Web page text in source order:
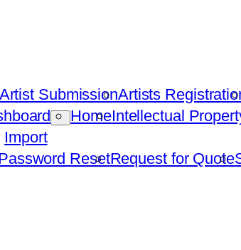
SubmissionArtists
Import
HomeIntellectual
ResetRequest for Quote